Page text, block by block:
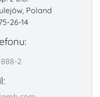
Poland
26-14
2